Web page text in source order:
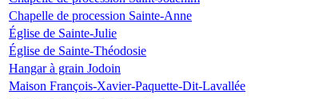
Chapelle de procession Sainte-Anne
Église de Sainte-Julie
Église de Sainte-Théodosie
Hangar à grain Jodoin
Maison François-Xavier-Paquette-Dit-Lavallée